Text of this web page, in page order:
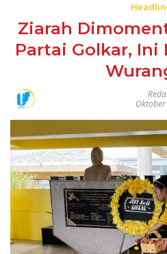
Ziarah
Partai Golkar, Ini